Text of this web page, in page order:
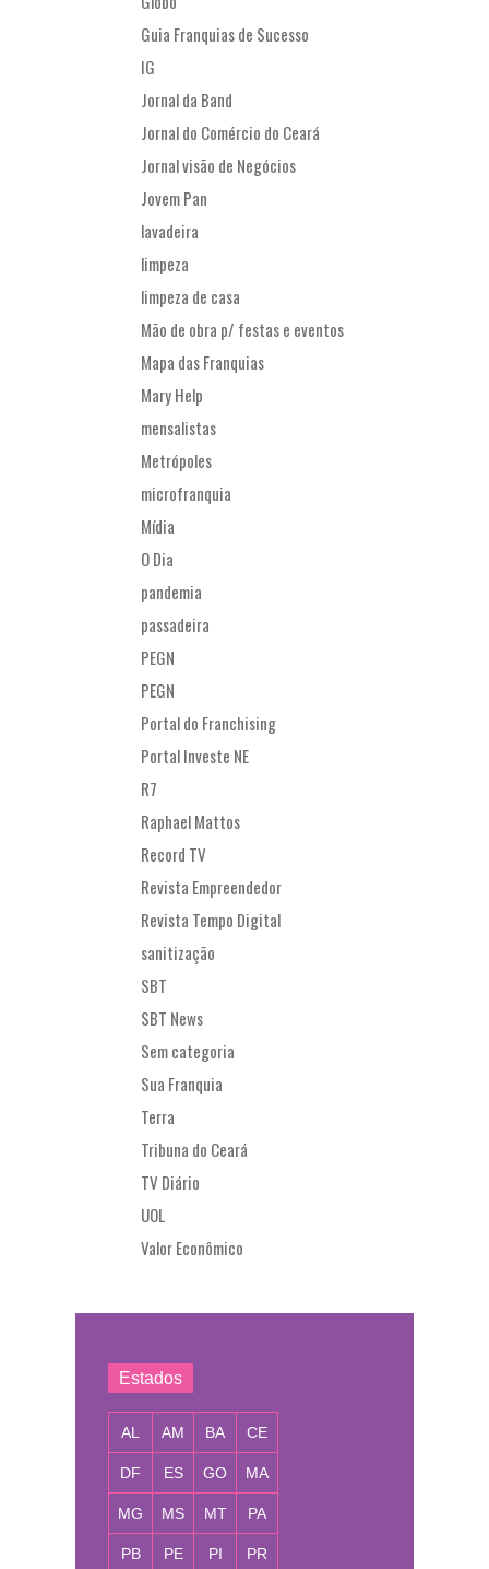
Guia Franquias de Sucesso
IG
Jornal da Band
Jornal do Comércio do Ceará
Jornal visão de Negócios
Jovem Pan
lavadeira
limpeza
limpeza de casa
Mão de obra p/ festas e eventos
Mapa das Franquias
Mary Help
mensalistas
Metrópoles
microfranquia
Mídia
O Dia
pandemia
passadeira
PEGN
PEGN
Portal do Franchising
Portal Investe NE
R7
Raphael Mattos
Record TV
Revista Empreendedor
Revista Tempo Digital
sanitização
SBT
SBT News
Sem categoria
Sua Franquia
Terra
Tribuna do Ceará
TV Diário
UOL
Valor Econômico
Estados
AL AM BA CE
DF ES GO MA
MG MS MT PA
PB PE PI PR